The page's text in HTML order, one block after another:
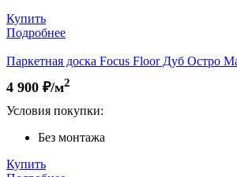
Купить
Подробнее
Паркетная доска Focus Floor Дуб Остро
4 900 ₽/м2
Условия покупки:
Без монтажа
Купить